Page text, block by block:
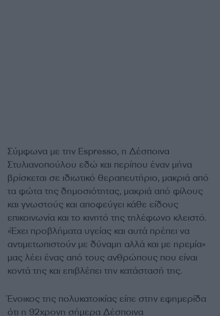
Σύμφωνα με την Espresso, η Δέσποινα
Στυλιανοπούλου εδώ και περίπου έναν μήνα
βρίσκεται σε ιδιωτικό θεραπευτήριο, μακριά από
τα φώτα της δημοσιότητας, μακριά από φίλους
και γνωστούς και αποφεύγει κάθε είδους
επικοινωνία και το κινητό της τηλέφωνο κλειστό.
«Έχει προβλήματα υγείας και αυτά πρέπει να
αντιμετωπιστούν με δύναμη αλλά και με ηρεμία»
μας λέει ένας από τους ανθρώπους που είναι
κοντά της και επιβλέπει την κατάστασή της.
Ένοικος της πολυκατοικίας είπε στην εφημερίδα
ότι η 92χρονη σήμερα Δέσποινα